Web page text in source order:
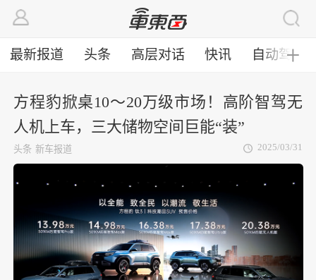
最新报道 头条 高层对话 快讯 自动驾驶
╋
方程豹掀桌10～20万级市场！高阶智驾无
人机上车，三大储物空间巨能“装”
头条 新车报道 2025/03/31